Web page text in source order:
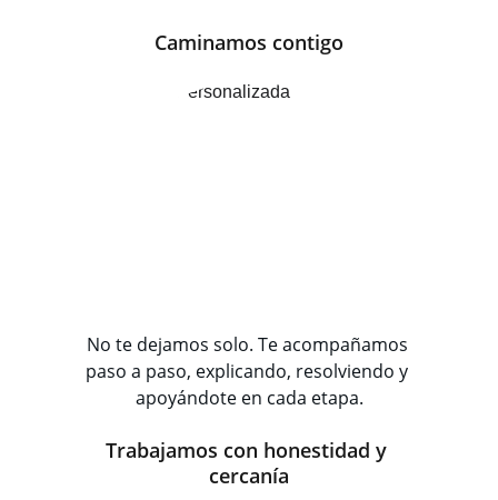
Caminamos contigo
No te dejamos solo. Te acompañamos
paso a paso, explicando, resolviendo y
apoyándote en cada etapa.
Trabajamos con honestidad y
cercanía